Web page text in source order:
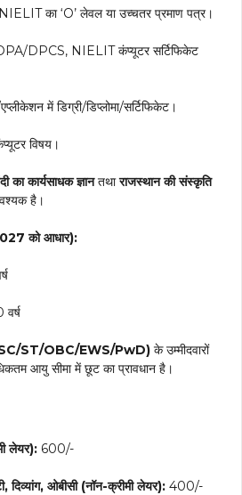
का ‘O’ लेवल या उच्चतर प्रमाण पत्र।
DPCS, NIELIT कंप्यूटर सर्टिफिकेट
में डिग्री/डिप्लोमा/सर्टिफिकेट।
विषय।
का कार्यसाधक ज्ञानतथाराजस्थान की संस्कृति
है।
को आधार):
(SC/ST/OBC/EWS/PwD) के उम्मीदवारों
आयु सीमा में छूट का प्रावधान है।
लेयर): ₹600/-
दिव्यांग, ओबीसी (नॉन-क्रीमी लेयर): ₹400/-